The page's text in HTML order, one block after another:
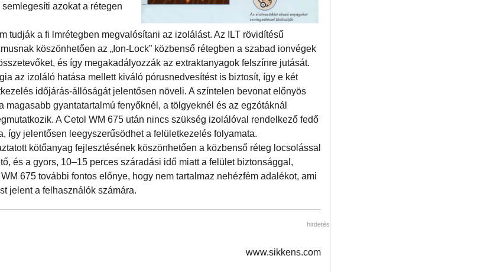
azokat a rétegen
tudják a fi lmrétegben megvalósítani az izolálást. Az ILT rövidítésű
köszönhetően az „Ion-Lock” közbenső rétegben a szabad ionvégek
és így megakadályozzák az extraktanyagok felszínre jutását.
az izoláló hatása mellett kiváló pórusnedvesítést is biztosít, így e két
időjárás-állóságát jelentősen növeli. A színtelen bevonat előnyös
magasabb gyantatartalmú fenyőknél, a tölgyeknél és az egzótáknál
A Cetol WM 675 után nincs szükség izolálóval rendelkező fedő
így jelentősen leegyszerűsödhet a felületkezelés folyamata.
kötőanyag fejlesztésének köszönhetően a közbenső réteg locsolással
és a gyors, 10–15 perces száradási idő miatt a felület biztonsággal,
675 további fontos előnye, hogy nem tartalmaz nehézfém adalékot, ami
jelent a felhasználók számára.
hirdetés
www.sikkens.com